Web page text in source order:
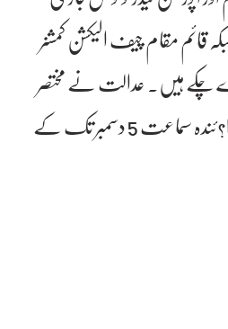
قائم مقام چیف الیکشن کمشنر
ہیں۔ عدالت نے مختصر
سماعت کے بعد کیس کی ا?ئندہ سماعت 5 دسمبر تک کے